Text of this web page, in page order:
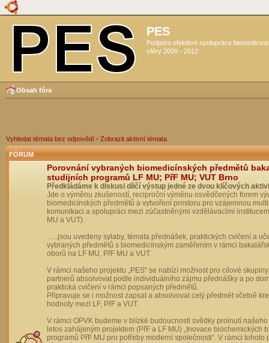
PES
Podpora efektivní spolupráce
sféry 2009 - 2012
Obsah fóra
Vyhledat témata bez odpovědí • Zobrazit aktivní témata
FÓRUM
Porovnání vybraných biomedicínských předmětů
studijních programů LF MU; PřF MU; VUT Brno
Předkládáme k diskusi dílčí výstup jedné ze dvou klíčových
Jde o výměnu zkušeností, reciproční výměnu osvědčených forem
biomedicínských předmětů a vytvoření prostoru pro vzájemnou
komunikaci a spolupráci mezi zúčastněnými vzdělávacími
MU a VUT).
…..jsou uvedeny sylaby, témata přednášek, praktických cvičení a
vybraných předmětů s biomedicínským zaměřením v rámci
oborů na LF MU, PřF MU a VUT.
V rámci našeho projektu „PES“ se nabízí možnost pro cílové
partnerů absolvovat podle individuálního zájmu přednášky a po
praktická cvičení v rámci popsaných předmětů.
Připravuje se i možnost zapsat a absolvovat celý předmět včetně
hodnoty mezi LF, PřF a VUT.
V rámci OPVK budeme v blízké budoucnosti svědky prolnutí
letos zahájeným projektem (PřF a LF MU) „Inovace biochemických
programů PřF MU pro potřeby moderní společnosti“. V rámci tohoto